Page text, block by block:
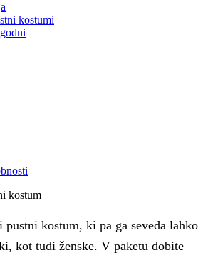
kostumi
kostum
pustni kostum, ki pa ga seveda lahko
kot tudi ženske. V paketu dobite